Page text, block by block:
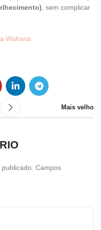
, sem complicar
Wahana
Mais velho
Campos